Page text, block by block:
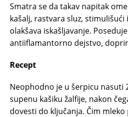
Smatra se da takav napitak
kašalj, rastvara sluz, stimulišući
olakšava iskašljavanje.
antiiflamantorno dejstvo,
Recept
Neophodno je u šerpicu nasuti
supenu kašiku žalfije, nakon
dovesti do ključanja. Čim